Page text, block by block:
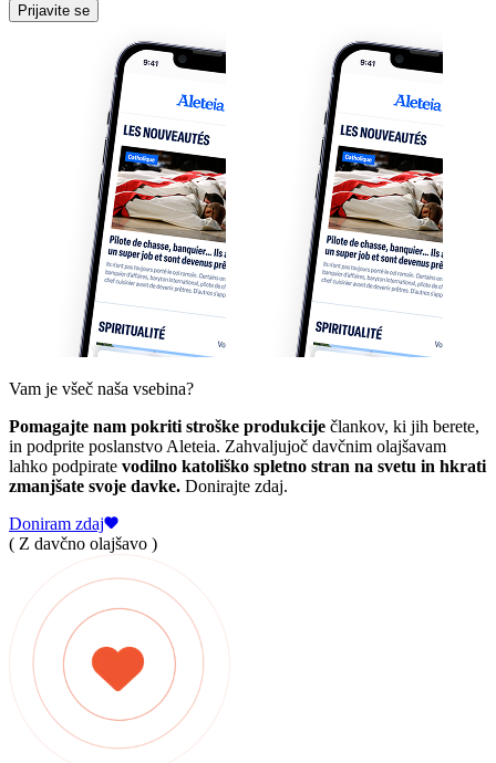
Prijavite se
Vam je všeč naša vsebina?
Pomagajte nam pokriti stroške produkcije člankov, ki jih berete,
in podprite poslanstvo Aleteia. Zahvaljujoč davčnim olajšavam
lahko podpirate vodilno katoliško spletno stran na svetu in hkrati
zmanjšate svoje davke. Donirajte zdaj.
Doniram zdaj
( Z davčno olajšavo )